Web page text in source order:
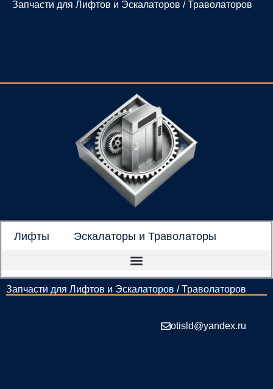
Перейти
Запчасти для Лифтов и Эскалаторов / Траволаторов
Лифты Эскалаторы и Траволаторы
Запчасти для Лифтов и Эскалаторов / Траволаторов
otisld@yandex.ru